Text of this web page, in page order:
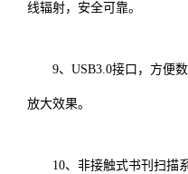
线辐射，安全可靠。
9、USB3.0接口，方便数
放大效果。
10、非接触式书刊扫描系